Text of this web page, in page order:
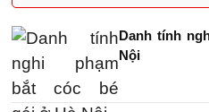
Danh tính
Nội